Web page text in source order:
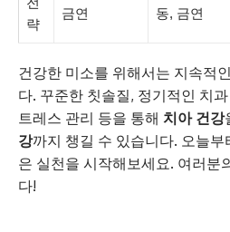
략
금연
동, 금연
건강한 미소를 위해서는 지속적
다. 꾸준한 칫솔질, 정기적인 치
트레스 관리 등을 통해 치아 건강
강까지 챙길 수 있습니다. 오늘
은 실천을 시작해보세요. 여러분
다!